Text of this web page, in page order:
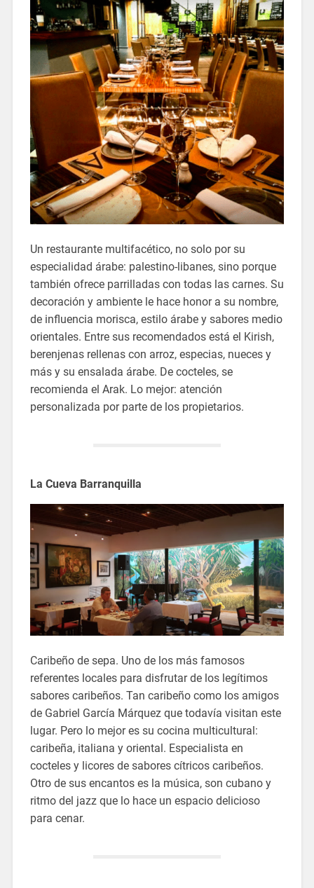
Un restaurante multifacético, no solo por su
especialidad árabe: palestino-libanes, sino porque
también ofrece parrilladas con todas las carnes. Su
decoración y ambiente le hace honor a su nombre,
de influencia morisca, estilo árabe y sabores medio
orientales. Entre sus recomendados está el Kirish,
berenjenas rellenas con arroz, especias, nueces y
más y su ensalada árabe. De cocteles, se
recomienda el Arak. Lo mejor: atención
personalizada por parte de los propietarios.
La Cueva Barranquilla
Caribeño de sepa. Uno de los más famosos
referentes locales para disfrutar de los legítimos
sabores caribeños. Tan caribeño como los amigos
de Gabriel García Márquez que todavía visitan este
lugar. Pero lo mejor es su cocina multicultural:
caribeña, italiana y oriental. Especialista en
cocteles y licores de sabores cítricos caribeños.
Otro de sus encantos es la música, son cubano y
ritmo del jazz que lo hace un espacio delicioso
para cenar.